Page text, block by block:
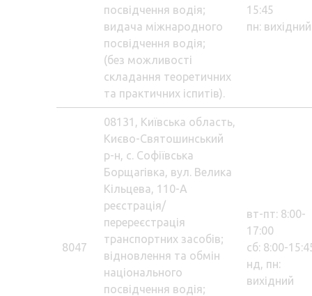
посвідчення водія;
видача міжнародного
посвідчення водія;
(без можливості
складання теоретичних
та практичних іспитів).
15:45
пн: вихідний
8047
08131, Київська область,
Києво-Святошинський
р-н, с. Софіївська
Борщагівка, вул. Велика
Кільцева, 110-А
реєстрація/
перереєстрація
транспортних засобів;
відновлення та обмін
національного
посвідчення водія;
вт-пт: 8:00-
17:00
сб: 8:00-
нд, пн:
вихідний